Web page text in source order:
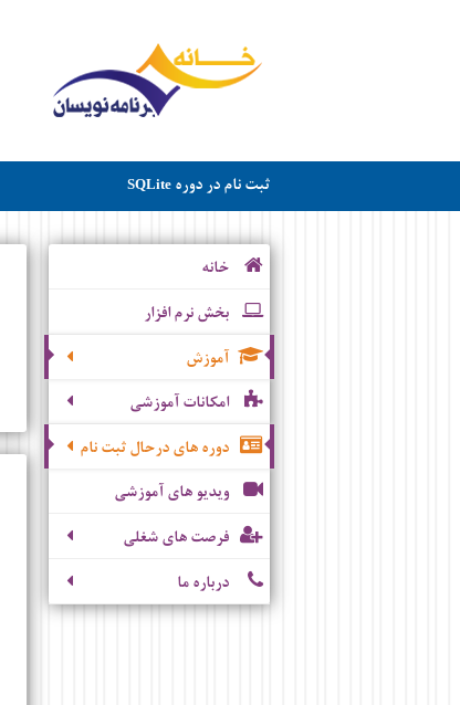
ثبت نام در دوره SQLite
خانه
بخش نرم افزار
آموزش
امکانات آموزشی
دوره های درحال ثبت نام
ویدیو های آموزشی
فرصت های شغلی
درباره ما